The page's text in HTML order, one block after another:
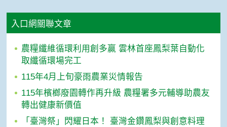
入口網關聯文章
農糧纖維循環利用創多贏 雲林首座鳳梨葉自動化
取纖循環場完工
115年4月上旬豪雨農業災情報告
115年檳榔廢園轉作再升級 農糧署多元輔導助農友
轉出健康新價值
「臺灣祭」閃耀日本！ 臺灣金鑽鳳梨與創意料理